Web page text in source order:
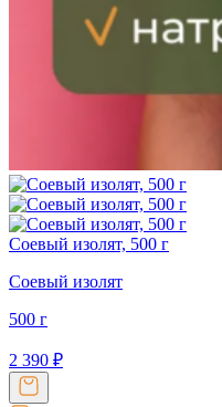
Соевый изолят, 500 г
Соевый изолят
500 г
2 390 ₽